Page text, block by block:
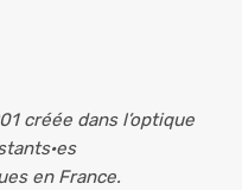
créée dans l’optique
en France.